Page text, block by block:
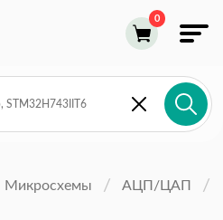
Микросхемы
АЦП/ЦАП